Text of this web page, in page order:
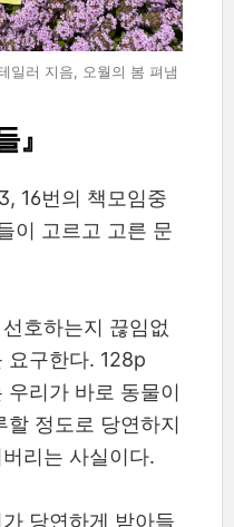
일러 지음, 오월의 봄 펴냄
』
16번의 책모임중
이 고르고 고른 문
호하는지 끊임없
요구한다. 128p
리가 바로 동물이
정도로 당연하지
리는 사실이다.
당연하게 받아들